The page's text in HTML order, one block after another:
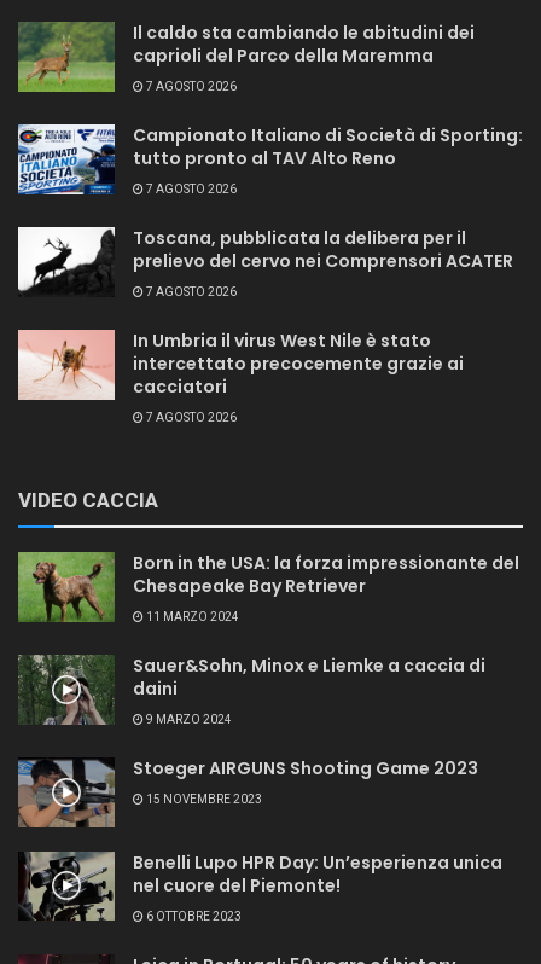
Il caldo sta cambiando le abitudini dei
caprioli del Parco della Maremma
7 AGOSTO 2026
Campionato Italiano di Società di Sporting:
tutto pronto al TAV Alto Reno
7 AGOSTO 2026
Toscana, pubblicata la delibera per il
prelievo del cervo nei Comprensori ACATER
7 AGOSTO 2026
In Umbria il virus West Nile è stato
intercettato precocemente grazie ai
cacciatori
7 AGOSTO 2026
VIDEO CACCIA
Born in the USA: la forza impressionante del
Chesapeake Bay Retriever
11 MARZO 2024
Sauer&Sohn, Minox e Liemke a caccia di
daini
9 MARZO 2024
Stoeger AIRGUNS Shooting Game 2023
15 NOVEMBRE 2023
Benelli Lupo HPR Day: Un’esperienza unica
nel cuore del Piemonte!
6 OTTOBRE 2023